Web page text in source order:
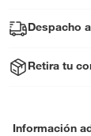
Despacho
Retira tu
Información